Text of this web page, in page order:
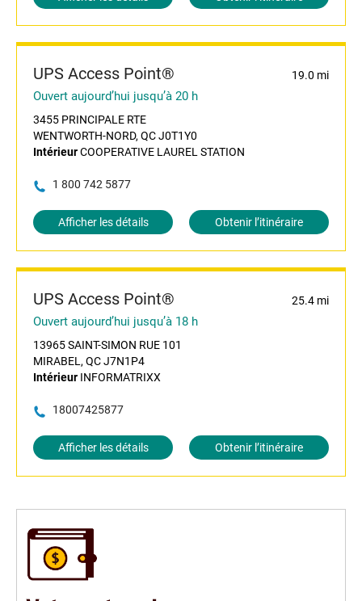
UPS Access Point® 19.0 mi
Ouvert aujourd’hui jusqu’à 20 h
3455 PRINCIPALE RTE
WENTWORTH-NORD, QC J0T1Y0
IntérieurCOOPERATIVE LAUREL STATION
1 800 742 5877
Afficher les détails Obtenir l’itinéraire
UPS Access Point® 25.4 mi
Ouvert aujourd’hui jusqu’à 18 h
13965 SAINT-SIMON RUE 101
MIRABEL, QC J7N1P4
Intérieur INFORMATRIXX
18007425877
Afficher les détails Obtenir l’itinéraire